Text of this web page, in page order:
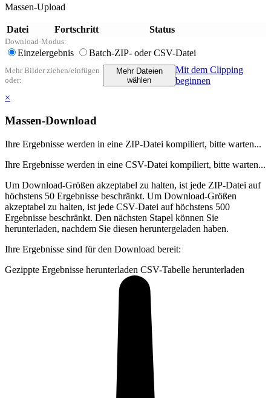
Massen-Upload
Datei Fortschritt Status
Download-Modus:
Einzelergebnis Batch-ZIP- oder CSV-Datei
Mehr Bilder ziehen/einfügen
oder:
Mehr Dateien
wählen
Mit dem Clipping
beginnen
×
Massen-Download
Ihre Ergebnisse werden in eine ZIP-Datei kompiliert, bitte warten...
Ihre Ergebnisse werden in eine CSV-Datei kompiliert, bitte warten...
Um Download-Größen akzeptabel zu halten, ist jede ZIP-Datei auf
höchstens 50 Ergebnisse beschränkt. Um Download-Größen
akzeptabel zu halten, ist jede CSV-Datei auf höchstens 500
Ergebnisse beschränkt. Den nächsten Stapel können Sie
herunterladen, nachdem Sie diesen heruntergeladen haben.
Ihre Ergebnisse sind für den Download bereit:
Gezippte Ergebnisse herunterladen CSV-Tabelle herunterladen